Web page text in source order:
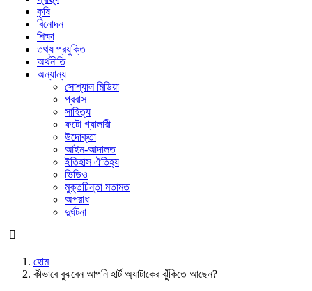
কৃষি
বিনোদন
শিক্ষা
তথ্য প্রযুক্তি
অর্থনীতি
অন্যান্য
সোশ্যাল মিডিয়া
প্রবাস
সাহিত্য
ফটো গ্যালারী
উদোক্তা
আইন-আদালত
ইতিহাস ঐতিহ্য
ভিডিও
মুক্তচিন্তা মতামত
অপরাধ
দুর্ঘটনা
হোম
কীভাবে বুঝবেন আপনি হার্ট অ্যাটাকের ঝুঁকিতে আছেন?